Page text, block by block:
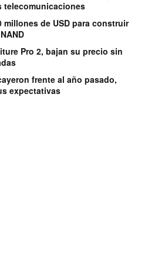
telecomunicaciones
millones de USD para construir
Pro 2, bajan su precio sin
frente al año pasado,
expectativas